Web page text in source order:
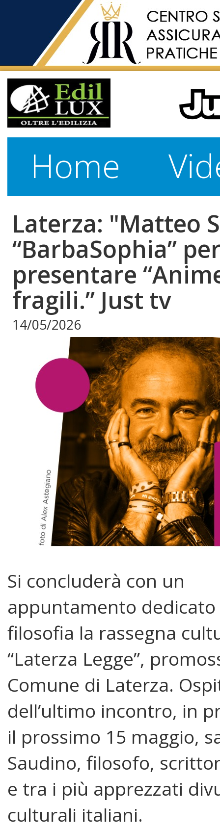
Home
Laterza: "Matteo
“BarbaSophia”
presentare
fragili.” Just tv
14/05/2026
Si concluderà con un
appuntamento dedicato
filosofia la rassegna
“Laterza Legge”,
Comune di Laterza.
dell’ultimo incontro, in
il prossimo 15 maggio,
Saudino, filosofo,
e tra i più apprezzati
culturali italiani.